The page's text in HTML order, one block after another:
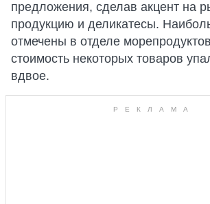
предложения, сделав акцент на
продукцию и деликатесы.
отмечены в отделе
стоимость некоторых товаров
вдвое.